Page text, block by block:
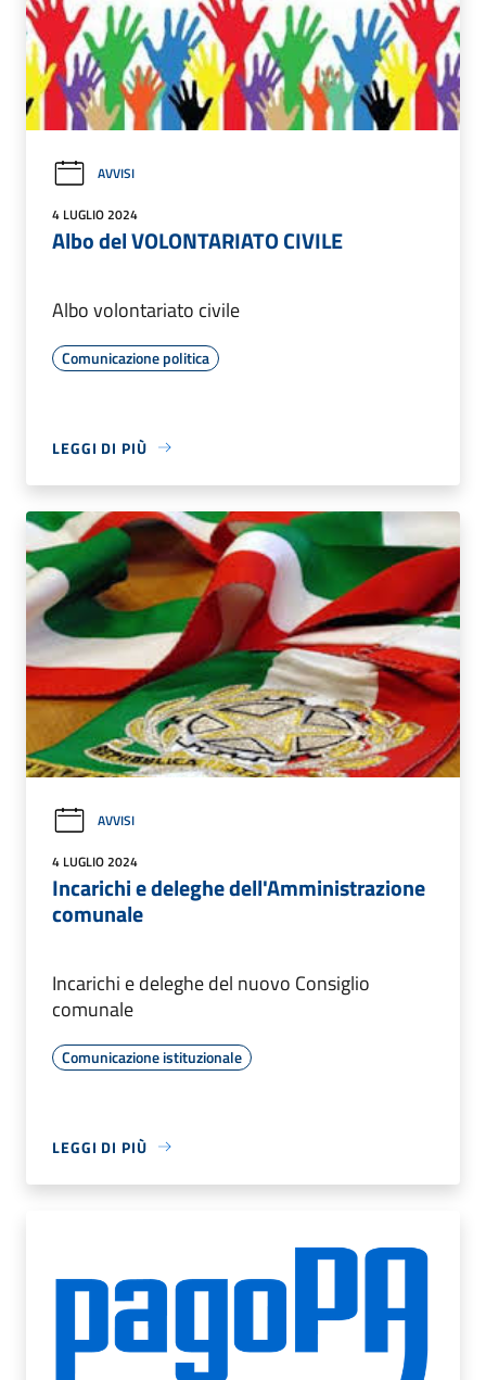
AVVISI
4 LUGLIO 2024
Albo del VOLONTARIATO CIVILE
Albo volontariato civile
Comunicazione politica
LEGGI DI PIÙ
AVVISI
4 LUGLIO 2024
Incarichi e deleghe dell'Amministrazione
comunale
Incarichi e deleghe del nuovo Consiglio
comunale
Comunicazione istituzionale
LEGGI DI PIÙ